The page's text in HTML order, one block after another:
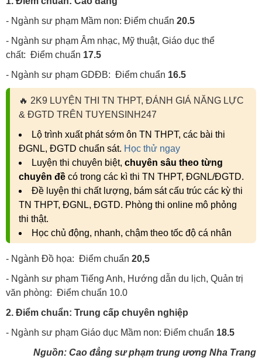
- Ngành sư phạm Mầm non: Điểm chuẩn 20.5
- Ngành sư phạm Âm nhạc, Mỹ thuật, Giáo dục thể
chất: Điểm chuẩn 17.5
- Ngành sư phạm GDĐB: Điểm chuẩn 16.5
🔥 2K9 LUYỆN THI TN THPT, ĐÁNH GIÁ NĂNG LỰC
& ĐGTD TRÊN TUYENSINH247
Lộ trình xuất phát sớm ôn TN THPT, các bài thi
ĐGNL, ĐGTD chuẩn sát. Học thử ngay
Luyện thi chuyên biệt, chuyên sâu theo từng
chuyên đề có trong các kì thi TN THPT, ĐGNL/ĐGTD.
Đề luyện thi chất lượng, bám sát cấu trúc các kỳ thi
TN THPT, ĐGNL, ĐGTD. Phòng thi online mô phỏng
thi thật.
Học chủ động, nhanh, chậm theo tốc độ cá nhân
- Ngành Đồ họa: Điểm chuẩn 20,5
- Ngành sư phạm Tiếng Anh, Hướng dẫn du lịch, Quản trị
văn phòng: Điểm chuẩn 10.0
2. Điểm chuẩn: Trung cấp chuyên nghiệp
- Ngành sư phạm Giáo dục Mầm non: Điểm chuẩn 18.5
Nguồn: Cao đẳng sư phạm trung ương Nha Trang